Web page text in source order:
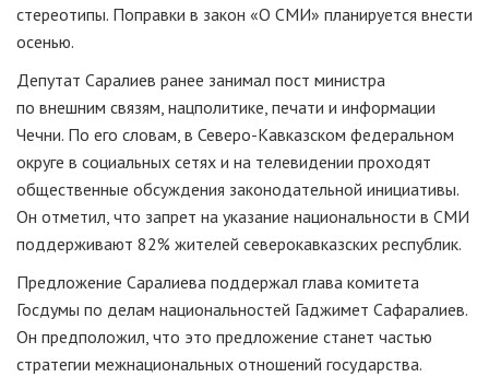
стереотипы. Поправки в закон «О СМИ» планируется внести
осенью.
Депутат Саралиев ранее занимал пост министра
по внешним связям, нацполитике, печати и информации
Чечни. По его словам, в Северо-Кавказском федеральном
округе в социальных сетях и на телевидении проходят
общественные обсуждения законодательной инициативы.
Он отметил, что запрет на указание национальности в СМИ
поддерживают 82% жителей северокавказских республик.
Предложение Саралиева поддержал глава комитета
Госдумы по делам национальностей Гаджимет Сафаралиев.
Он предположил, что это предложение станет частью
стратегии межнациональных отношений государства.